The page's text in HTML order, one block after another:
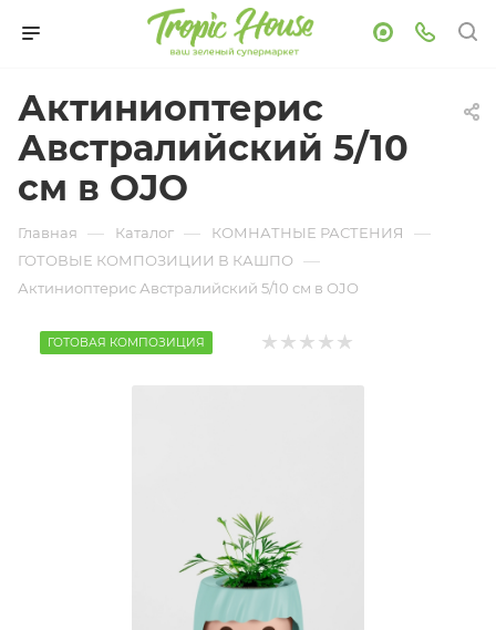
Актиниоптерис
Австралийский 5/10
см в OJO
Главная — Каталог — КОМНАТНЫЕ РАСТЕНИЯ —
ГОТОВЫЕ КОМПОЗИЦИИ В КАШПО —
Актиниоптерис Австралийский 5/10 см в OJO
ГОТОВАЯ КОМПОЗИЦИЯ